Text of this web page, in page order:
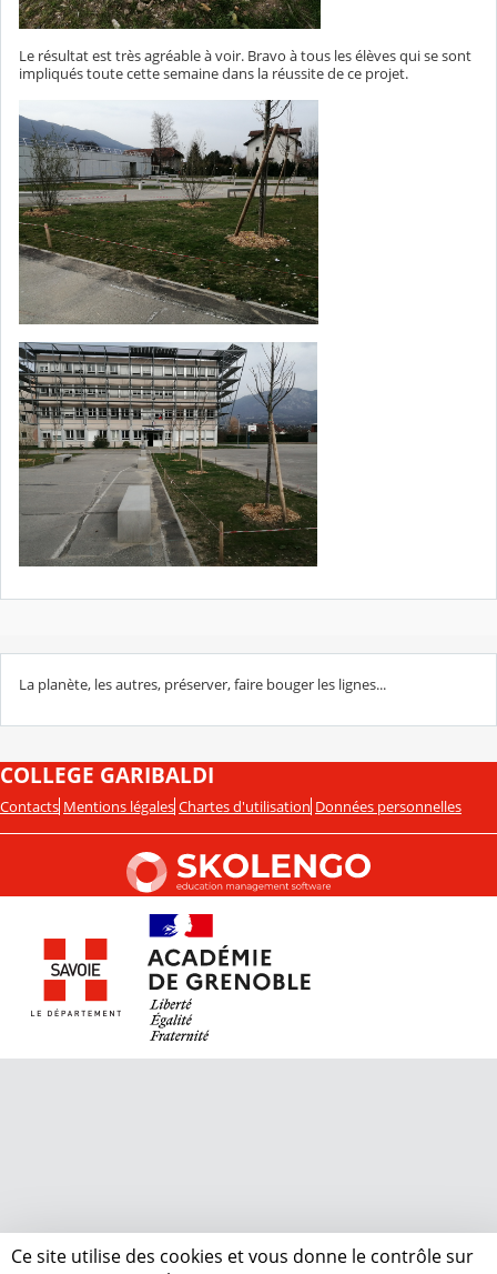
Le résultat est très agréable à voir. Bravo à tous les élèves qui se sont
impliqués toute cette semaine dans la réussite de ce projet.
La planète, les autres, préserver, faire bouger les lignes...
COLLEGE GARIBALDI
Contacts Mentions légales Chartes d'utilisation Données personnelles
Ce site utilise des cookies et vous donne le contrôle sur